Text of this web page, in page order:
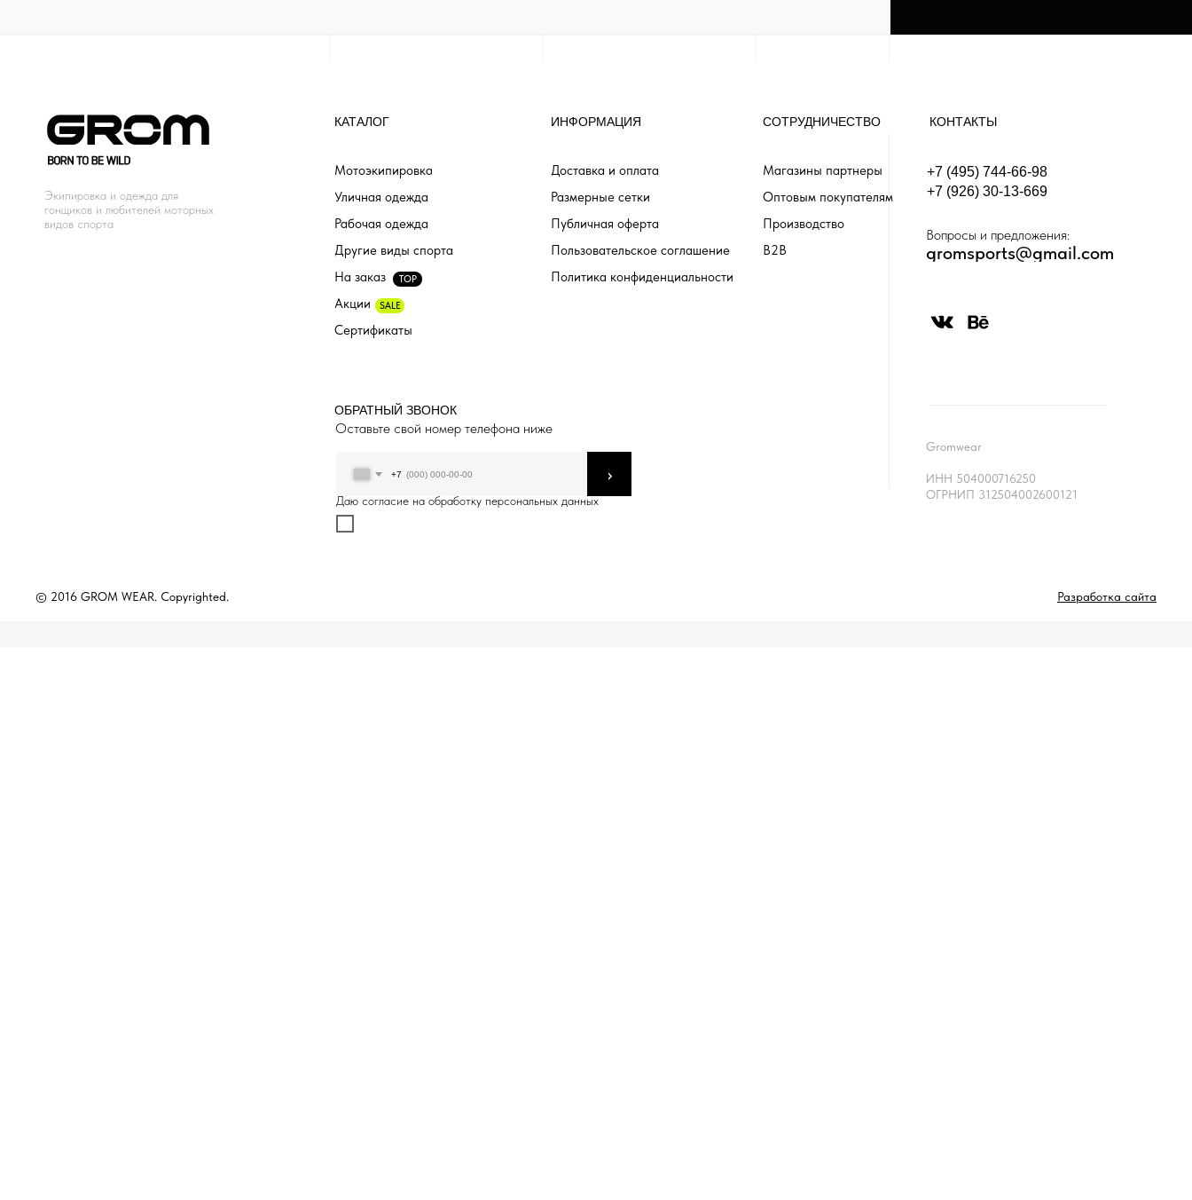
КАТАЛОГ
Мотоэкипировка
Уличная одежда
Рабочая одежда
На заказ TOP
ИНФОРМАЦИЯ
Доставка и оплата
Производство
Размерные сетки
Публичная оферта
Пользовательское соглашение
СОТРУДНИЧЕСТВО
Магазины партнеры
Оптовым покупателям
Акции SALE
КОНТАКТЫ
+7 (495) 744-66-98
+7 (926) 30-13-669
gromsports@gmail.com
Gromwear
ИНН 504000716250
ОГРНИП 312504002600121
© 2016 GROM WEAR. Copyrighted. Разработка сайта
Вопросы и предложения:
Экипировка и одежда для
гонщиков и любителей моторных
видов спорта
ОБРАТНЫЙ ЗВОНОК
Оставьте свой номер телефона ниже
+7
Даю согласие на обработку персональных данных
›
Политика конфиденциальности
Сертификаты
Другие виды спорта B2B